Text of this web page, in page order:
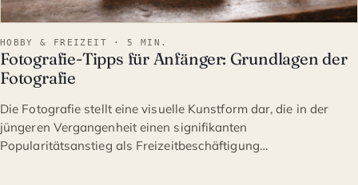
HOBBY & FREIZEIT · 5 MIN.
Fotografie-Tipps für Anfänger: Grundlagen der
Fotografie
Die Fotografie stellt eine visuelle Kunstform dar, die in der
jüngeren Vergangenheit einen signifikanten
Popularitätsanstieg als Freizeitbeschäftigung…